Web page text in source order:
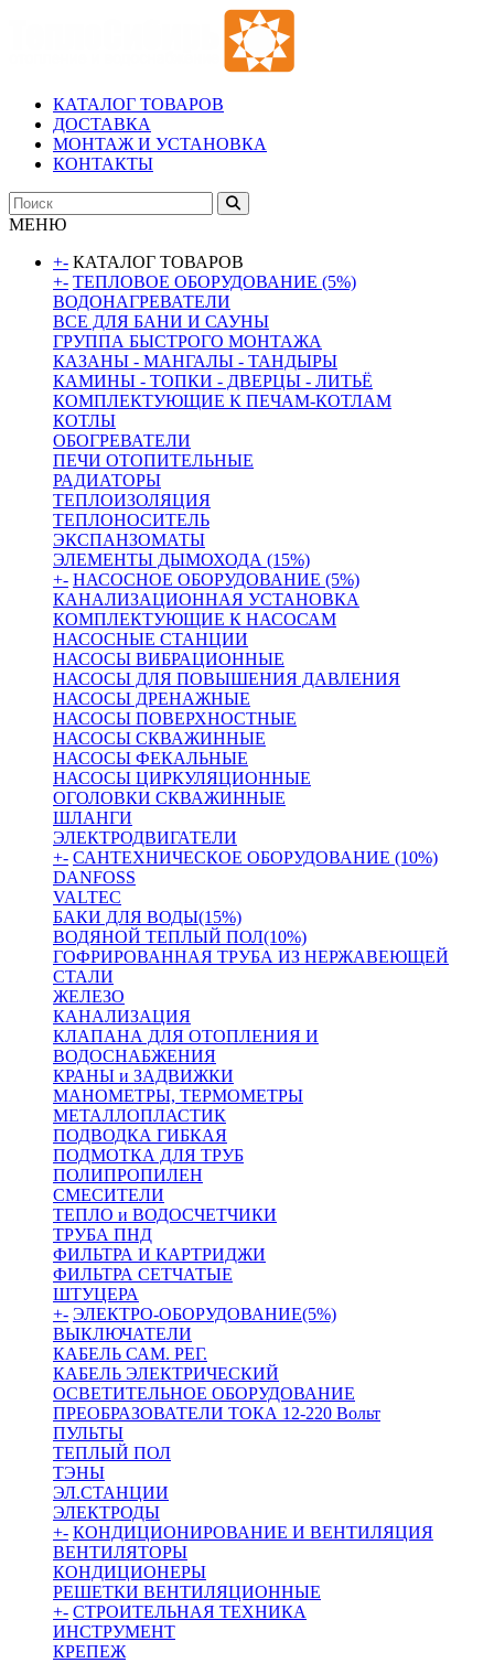
КАТАЛОГ ТОВАРОВ
ДОСТАВКА
МОНТАЖ И УСТАНОВКА
КОНТАКТЫ
МЕНЮ
+- КАТАЛОГ ТОВАРОВ
+- ТЕПЛОВОЕ ОБОРУДОВАНИЕ (5%)
ВОДОНАГРЕВАТЕЛИ
ВСЕ ДЛЯ БАНИ И САУНЫ
ГРУППА БЫСТРОГО МОНТАЖА
КАЗАНЫ - МАНГАЛЫ - ТАНДЫРЫ
КАМИНЫ - ТОПКИ - ДВЕРЦЫ - ЛИТЬЁ
КОМПЛЕКТУЮЩИЕ К ПЕЧАМ-КОТЛАМ
КОТЛЫ
ОБОГРЕВАТЕЛИ
ПЕЧИ ОТОПИТЕЛЬНЫЕ
РАДИАТОРЫ
ТЕПЛОИЗОЛЯЦИЯ
ТЕПЛОНОСИТЕЛЬ
ЭКСПАНЗОМАТЫ
ЭЛЕМЕНТЫ ДЫМОХОДА (15%)
+- НАСОСНОЕ ОБОРУДОВАНИЕ (5%)
КАНАЛИЗАЦИОННАЯ УСТАНОВКА
КОМПЛЕКТУЮЩИЕ К НАСОСАМ
НАСОСНЫЕ СТАНЦИИ
НАСОСЫ ВИБРАЦИОННЫЕ
НАСОСЫ ДЛЯ ПОВЫШЕНИЯ ДАВЛЕНИЯ
НАСОСЫ ДРЕНАЖНЫЕ
НАСОСЫ ПОВЕРХНОСТНЫЕ
НАСОСЫ СКВАЖИННЫЕ
НАСОСЫ ФЕКАЛЬНЫЕ
НАСОСЫ ЦИРКУЛЯЦИОННЫЕ
ОГОЛОВКИ СКВАЖИННЫЕ
ШЛАНГИ
ЭЛЕКТРОДВИГАТЕЛИ
+- САНТЕХНИЧЕСКОЕ ОБОРУДОВАНИЕ (10%)
DANFOSS
VALTEC
БАКИ ДЛЯ ВОДЫ(15%)
ВОДЯНОЙ ТЕПЛЫЙ ПОЛ(10%)
ГОФРИРОВАННАЯ ТРУБА ИЗ НЕРЖАВЕЮЩЕЙ
СТАЛИ
ЖЕЛЕЗО
КАНАЛИЗАЦИЯ
КЛАПАНА ДЛЯ ОТОПЛЕНИЯ И
ВОДОСНАБЖЕНИЯ
КРАНЫ и ЗАДВИЖКИ
МАНОМЕТРЫ, ТЕРМОМЕТРЫ
МЕТАЛЛОПЛАСТИК
ПОДВОДКА ГИБКАЯ
ПОДМОТКА ДЛЯ ТРУБ
ПОЛИПРОПИЛЕН
СМЕСИТЕЛИ
ТЕПЛО и ВОДОСЧЕТЧИКИ
ТРУБА ПНД
ФИЛЬТРА И КАРТРИДЖИ
ФИЛЬТРА СЕТЧАТЫЕ
ШТУЦЕРА
+- ЭЛЕКТРО-ОБОРУДОВАНИЕ(5%)
ВЫКЛЮЧАТЕЛИ
КАБЕЛЬ САМ. РЕГ.
КАБЕЛЬ ЭЛЕКТРИЧЕСКИЙ
ОСВЕТИТЕЛЬНОЕ ОБОРУДОВАНИЕ
ПРЕОБРАЗОВАТЕЛИ ТОКА 12-220 Вольт
ПУЛЬТЫ
ТЕПЛЫЙ ПОЛ
ТЭНЫ
ЭЛ.СТАНЦИИ
ЭЛЕКТРОДЫ
+- КОНДИЦИОНИРОВАНИЕ И ВЕНТИЛЯЦИЯ
ВЕНТИЛЯТОРЫ
КОНДИЦИОНЕРЫ
РЕШЕТКИ ВЕНТИЛЯЦИОННЫЕ
+- СТРОИТЕЛЬНАЯ ТЕХНИКА
ИНСТРУМЕНТ
КРЕПЕЖ